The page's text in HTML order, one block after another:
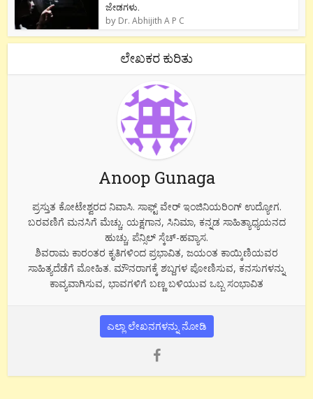
ಜೇಡಗಳು.
by Dr. Abhijith A P C
ಲೇಖಕರ ಕುರಿತು
Anoop Gunaga
ಪ್ರಸ್ತುತ ಕೋಟೇಶ್ವರದ ನಿವಾಸಿ. ಸಾಫ್ಟ್ ವೇರ್ ಇಂಜಿನಿಯರಿಂಗ್ ಉದ್ಯೋಗ.
ಬರವಣಿಗೆ ಮನಸಿಗೆ ಮೆಚ್ಚು. ಯಕ್ಷಗಾನ, ಸಿನಿಮಾ, ಕನ್ನಡ ಸಾಹಿತ್ಯಾಧ್ಯಯನದ
ಹುಚ್ಚು. ಪೆನ್ಸಿಲ್ ಸ್ಕೆಚ್-ಹವ್ಯಾಸ.
ಶಿವರಾಮ ಕಾರಂತರ ಕೃತಿಗಳಿಂದ ಪ್ರಭಾವಿತ, ಜಯಂತ ಕಾಯ್ಕಿಣಿಯವರ
ಸಾಹಿತ್ಯದೆಡೆಗೆ ಮೋಹಿತ. ಮೌನರಾಗಕ್ಕೆ ಶಬ್ದಗಳ ಪೋಣಿಸುವ, ಕನಸುಗಳನ್ನು
ಕಾವ್ಯವಾಗಿಸುವ, ಭಾವಗಳಿಗೆ ಬಣ್ಣ ಬಳಿಯುವ ಒಬ್ಬ ಸಂಭಾವಿತ
ಎಲ್ಲಾ ಲೇಖನಗಳನ್ನು ನೋಡಿ